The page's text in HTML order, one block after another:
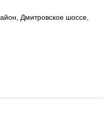
Дмитровское шоссе,